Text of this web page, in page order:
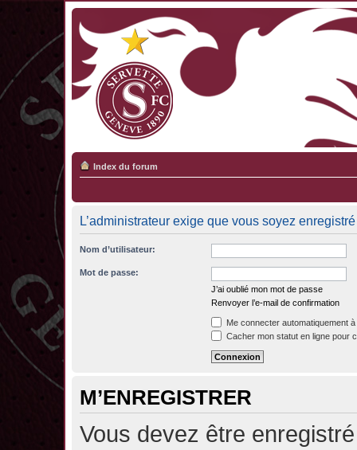
Index du forum
L’administrateur exige que vous soyez
Nom d’utilisateur:
Mot de passe:
J’ai oublié mon mot de passe
Renvoyer l’e-mail de confirmation
Me connecter automatiquement
Cacher mon statut en ligne pour
M’ENREGISTRER
Vous devez être